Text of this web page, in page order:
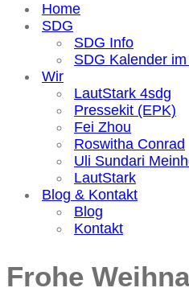
Home
SDG
SDG Info
SDG Kalender
Wir
LautStark 4sdg
Pressekit (EPK)
Fei Zhou
Roswitha Conrad
Uli Sundari
LautStark
Blog & Kontakt
Blog
Kontakt
Frohe